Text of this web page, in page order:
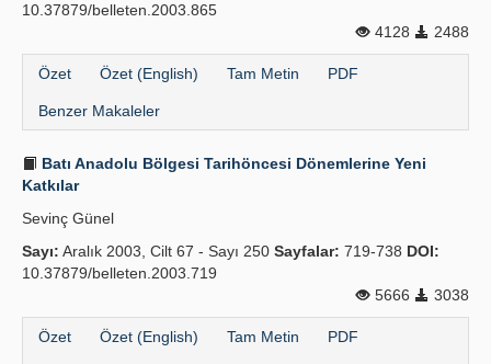
10.37879/belleten.2003.865
4128
2488
Özet Özet (English) Tam Metin PDF
Benzer Makaleler
Batı Anadolu Bölgesi Tarihöncesi Dönemlerine Yeni
Katkılar
Sevinç Günel
Sayı: Aralık 2003, Cilt 67 - Sayı 250 Sayfalar: 719-738 DOI:
10.37879/belleten.2003.719
5666
3038
Özet Özet (English) Tam Metin PDF